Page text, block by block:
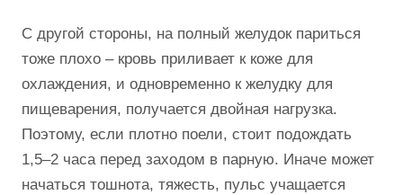
С другой стороны, на полный желудок париться
тоже плохо – кровь приливает к коже для
охлаждения, и одновременно к желудку для
пищеварения, получается двойная нагрузка.
Поэтому, если плотно поели, стоит подождать
1,5–2 часа перед заходом в парную. Иначе может
начаться тошнота, тяжесть, пульс учащается